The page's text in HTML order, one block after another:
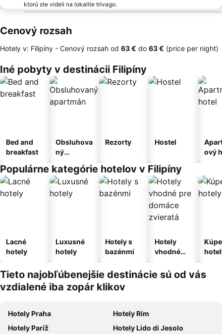
ktorú ste videli na lokalite trivago.
Cenový rozsah
Hotely v: Filipíny - Cenový rozsah od ‎63 € do ‎63 € (price per night)
Iné pobyty v destinácii Filipíny
Bed and
breakfast
Obsluhova
ný
Rezorty Hostel
ový
Populárne kategórie hotelov v Filipíny
Lacné
hotely
Luxusné
hotely
Hotely s
bazénmi
Hotely
vhodné
domáce
zvieratá
Tieto najobľúbenejšie destinácie sú od vás
vzdialené iba zopár klikov
Hotely Praha
Hotely Rím
Hotely Paríž
Hotely Lido di Jesolo